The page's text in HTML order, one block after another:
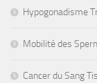
Hypogonadisme
Mobilité des
Cancer du Sang